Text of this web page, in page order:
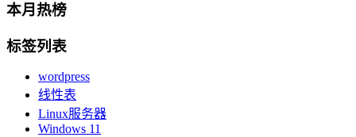
本月热榜
标签列表
wordpress
线性表
Linux服务器
Windows 11